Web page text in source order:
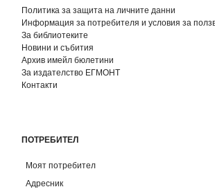
Политика за защита на личните данни
Информация за потребителя и условия за
За библиотеките
Новини и събития
Архив имейл бюлетини
За издателство ЕГМОНТ
Контакти
ПОТРЕБИТЕЛ
Моят потребител
Адресник